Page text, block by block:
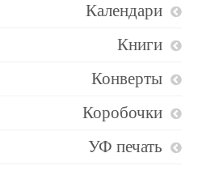
Календари
Книги
Конверты
Коробочки
УФ печать